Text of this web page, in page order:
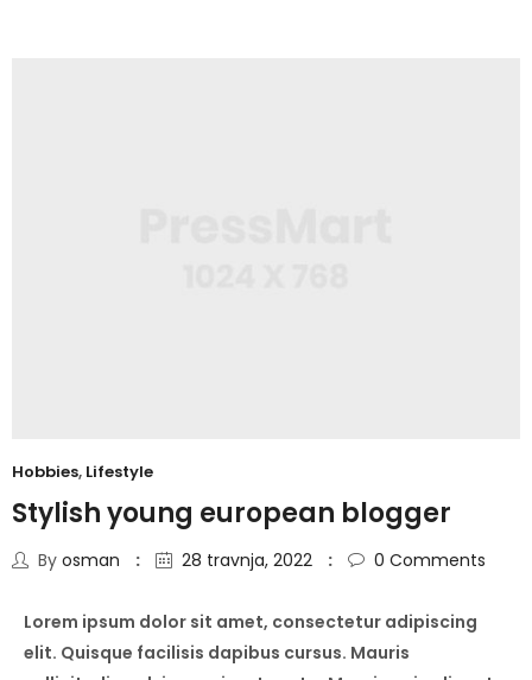
Hobbies, Lifestyle
Stylish young european blogger
By osman 28 travnja, 2022 0 Comments
Lorem ipsum dolor sit amet, consectetur adipiscing
elit. Quisque facilisis dapibus cursus. Mauris